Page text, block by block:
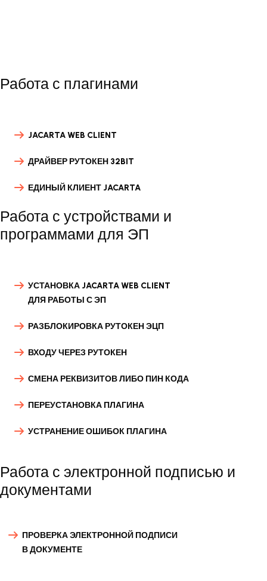
Работа с плагинами
JACARTA WEB CLIENT
ДРАЙВЕР РУТОКЕН 32BIT
ЕДИНЫЙ КЛИЕНТ JACARTA
Работа с устройствами и
программами для ЭП
УСТАНОВКА JACARTA WEB CLIENT
ДЛЯ РАБОТЫ С ЭП
РАЗБЛОКИРОВКА РУТОКЕН ЭЦП
ВХОДУ ЧЕРЕЗ РУТОКЕН
СМЕНА РЕКВИЗИТОВ ЛИБО ПИН КОДА
ПЕРЕУСТАНОВКА ПЛАГИНА
УСТРАНЕНИЕ ОШИБОК ПЛАГИНА
Работа с электронной подписью и
документами
ПРОВЕРКА ЭЛЕКТРОННОЙ ПОДПИСИ
В ДОКУМЕНТЕ